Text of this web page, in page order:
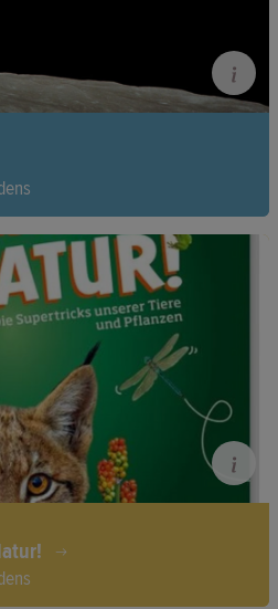
aus dem All fotografiert. Die
ihre Schönheit und
weltweit Bewusstsein, Einheit